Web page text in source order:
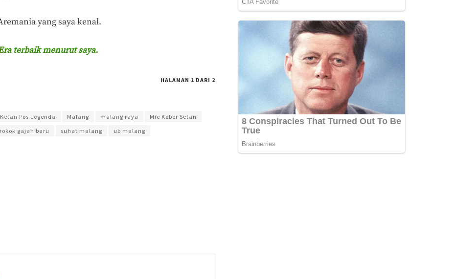
yang saya kenal.
terbaik menurut saya.
HALAMAN 1 DARI 2
Ketan Pos Legenda Malang malang raya
Mie Kober Setan
rokok gajah baru suhat malang
ub malang